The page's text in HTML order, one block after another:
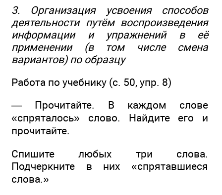
3. Организация усвоения способов
деятельности путём воспроизведения
информации и упражнений в её
применении (в том числе смена
вариантов) по образцу
Работа по учебнику (с. 50, упр. 8)
— Прочитайте. В каждом слове
«спряталось» слово. Найдите его и
прочитайте.
Спишите любых три слова.
Подчеркните в них «спрятавшиеся
слова.»